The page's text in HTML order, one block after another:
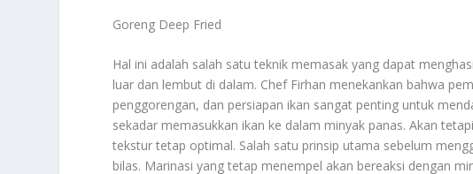
Goreng Deep Fried
Hal ini adalah salah satu teknik memasak yang dapat
luar dan lembut di dalam. Chef Firhan menekankan bahwa
penggorengan, dan persiapan ikan sangat penting untuk
sekadar memasukkan ikan ke dalam minyak panas. Akan
tekstur tetap optimal. Salah satu prinsip utama sebelum
bilas. Marinasi yang tetap menempel akan bereaksi dengan